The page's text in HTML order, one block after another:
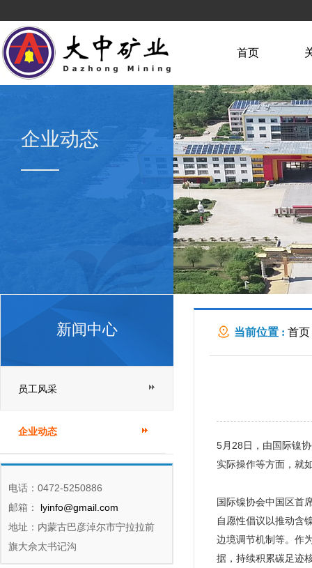
首页
企业动态
新闻中心
员工风采
企业动态
电话：0472-5250886
邮箱：
lyinfo@gmail.com
地址：内蒙古巴彦淖尔市宁拉拉前
旗大佘太书记沟
当前位置 : 首页
5月28日，由国际镍
实际操作等方面，就
国际镍协会中国区首
自愿性倡议以推动含
边境调节机制等。作
据，持续积累碳足迹